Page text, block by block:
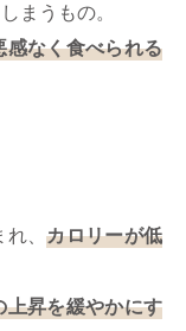
まうもの。
感なく食べられる
れ、カロリーが低
上昇を緩やかにす